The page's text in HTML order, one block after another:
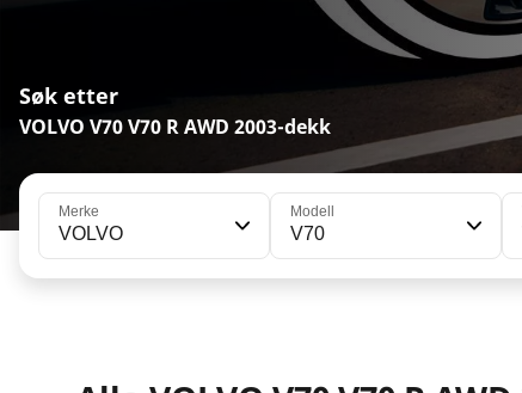
Søk etter
VOLVO V70 V70 R AWD 2003-dekk
Merke
VOLVO
Modell
V70